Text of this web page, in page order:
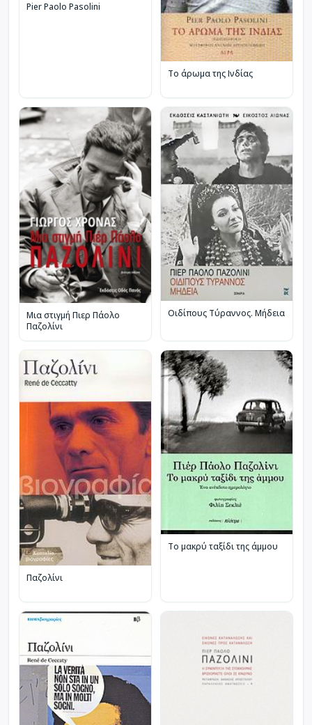
Pier Paolo Pasolini
Το άρωμα της Ινδίας
Μια στιγμή Πιερ Πάολο
Παζολίνι
Οιδίπους Τύραννος. Μήδεια
Παζολίνι
Το μακρύ ταξίδι της άμμου